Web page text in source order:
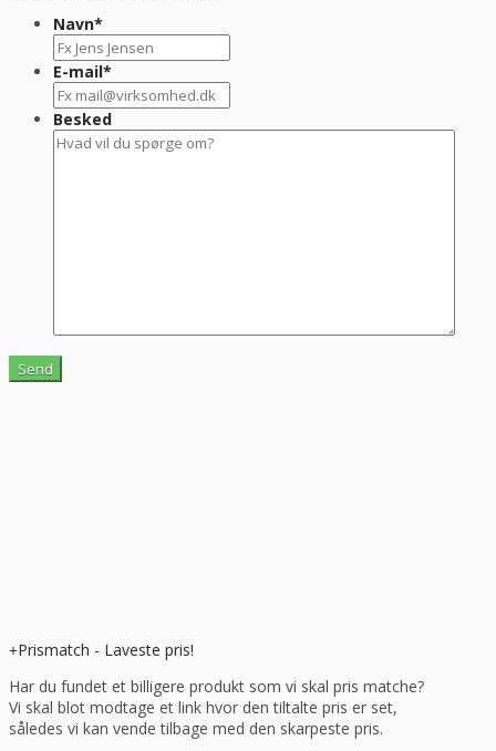
Navn*
E-mail*
Besked
Prismatch - Laveste pris!
Har du fundet et billigere produkt som vi skal pris matche?
Vi skal blot modtage et link hvor den tiltalte pris er set,
således vi kan vende tilbage med den skarpeste pris.